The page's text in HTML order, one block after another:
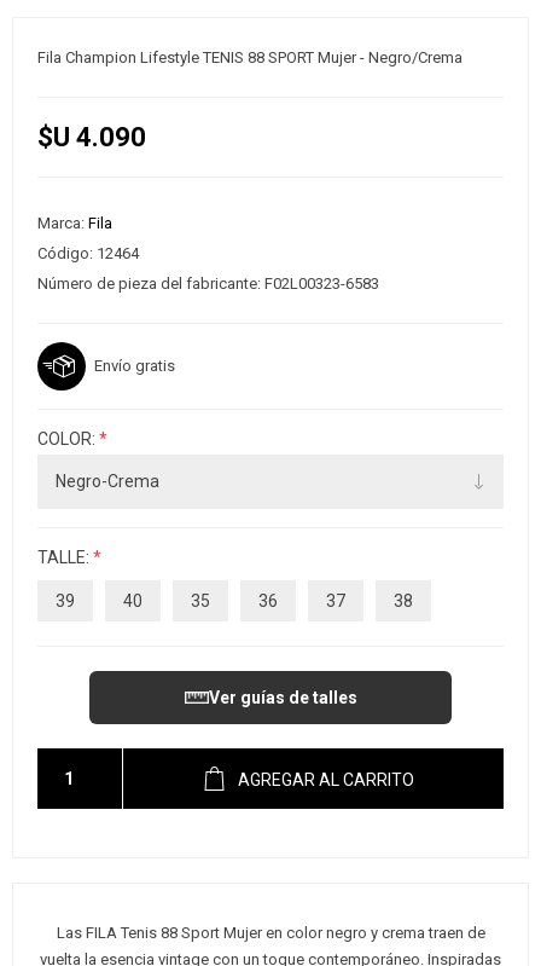
Fila Champion Lifestyle TENIS 88 SPORT Mujer - Negro/Crema
$U 4.090
Marca: Fila
Código: 12464
Número de pieza del fabricante: F02L00323-6583
Envío gratis
COLOR: *
TALLE: *
39 40 35 36 37 38
Ver guías de talles
AGREGAR AL CARRITO
Las FILA Tenis 88 Sport Mujer en color negro y crema traen de
vuelta la esencia vintage con un toque contemporáneo. Inspiradas